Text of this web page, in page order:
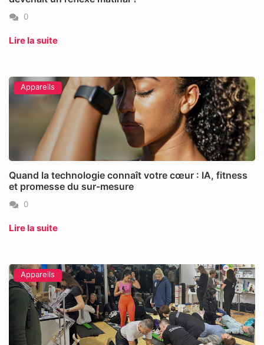
0
Lire la suite
Appareils
Quand la technologie connaît votre cœur : IA, fitness
et promesse du sur-mesure
0
Lire la suite
Appareils